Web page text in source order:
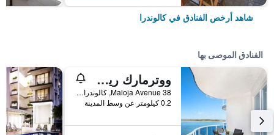
شاهد أرخص الفنادق في كالوندرا
الفنادق الموصى بها
ووترمارك ريزورت كالوندرا
38 Maloja Avenue, كالوندرا, QLD, أستراليا
0.2 كيلومتر عن وسط المدينة